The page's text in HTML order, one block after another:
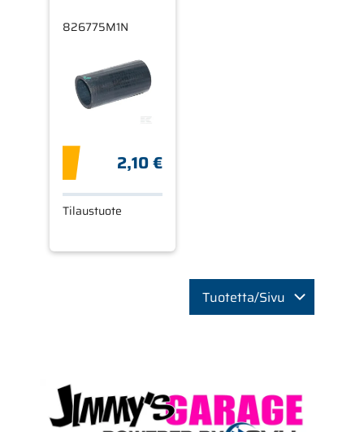
826775M1N
2,10 €
Tilaustuote
Tuotetta/Sivu